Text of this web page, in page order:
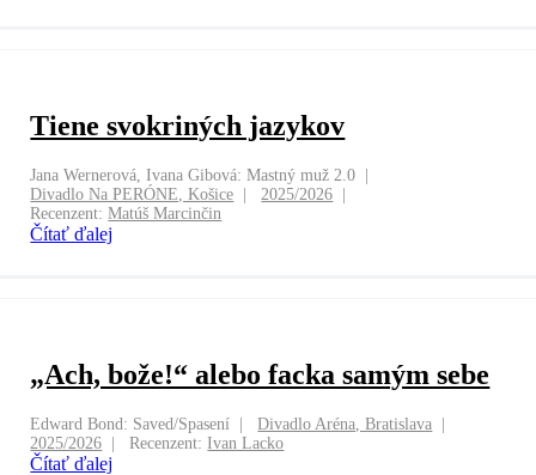
Tiene svokriných jazykov
Jana Wernerová, Ivana Gibová: Mastný muž 2.0
Divadlo Na PERÓNE, Košice
2025/2026
Recenzent:Matúš Marcinčin
Čítať ďalej
„Ach, bože!“ alebo facka samým sebe
Edward Bond: Saved/Spasení
Divadlo Aréna, Bratislava
2025/2026
Recenzent:Ivan Lacko
Čítať ďalej